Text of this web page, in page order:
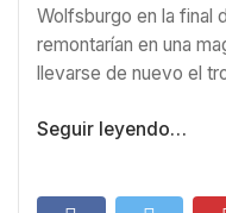
Wolfsburgo en la final
remontarían en una
llevarse de nuevo el
Seguir leyendo…